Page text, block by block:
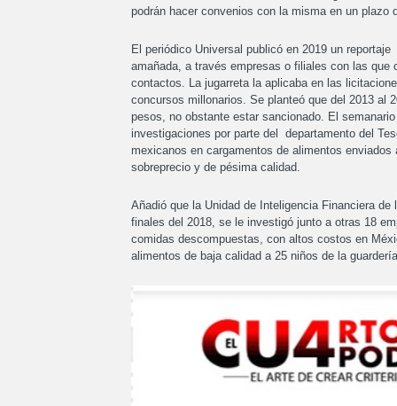
podrán hacer convenios con la misma en un plazo
El periódico Universal publicó en 2019 un
amañada, a través empresas o filiales con las
contactos. La jugarreta la aplicaba en las
concursos millonarios. Se planteó que del 2013 al
pesos, no obstante estar sancionado. El
investigaciones por parte del departamento del
mexicanos en cargamentos de alimentos
sobreprecio y de pésima calidad.
Añadió que la Unidad de Inteligencia Financiera
finales del 2018, se le investigó junto a otras 18
comidas descompuestas, con altos costos en
alimentos de baja calidad a 25 niños de la